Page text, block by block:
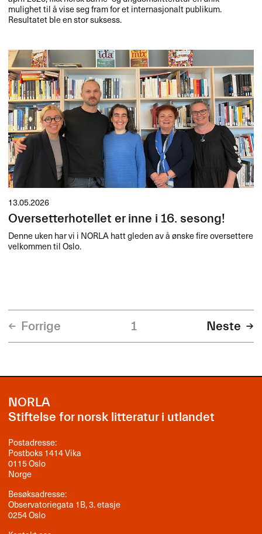
mulighet til å vise seg fram for et internasjonalt publikum.
Resultatet ble en stor suksess.
13.05.2026
Oversetterhotellet er inne i 16. sesong!
Denne uken har vi i NORLAhatt gleden av å ønske fire oversettere
velkommen til Oslo.
Forrige 1 Neste
NORLA
Stiftelse for norsk litteratur i utlandet
Postadresse:
Postboks 1414 Vika
0115 Oslo
Norge
Besøksadresse:
Observatoriegata 1B, 3. etasje
0254 Oslo